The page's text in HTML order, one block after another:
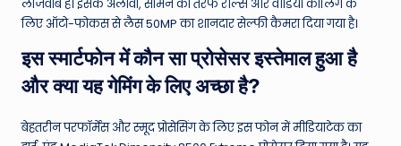
लाजवाब है। इसके अलावा, सामने की तरफ रील्स और वीडियो कॉलिंग के
लिए ऑटो-फोकस से लैस 50MP का शानदार सेल्फी कैमरा दिया गया है।
इस स्मार्टफोन में कौन सा प्रोसेसर इस्तेमाल हुआ है
और क्या यह गेमिंग के लिए अच्छा है?
बेहतरीन परफॉर्मेंस और स्मूद प्रोसेसिंग के लिए इस फोन में मीडियाटेक का